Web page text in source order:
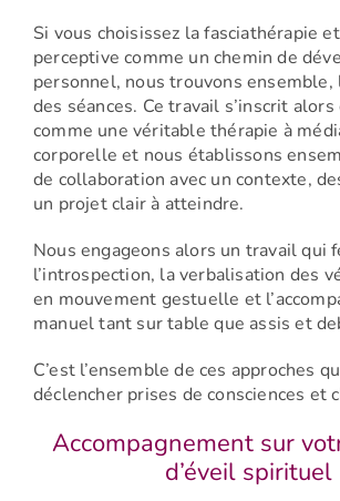
Si vous choisissez la fasciathérapie
perceptive comme un chemin de
personnel, nous trouvons
des séances. Ce travail s’inscrit
comme une véritable thérapie à
corporelle et nous établissons
de collaboration avec un contexte,
un projet clair à atteindre.
Nous engageons alors un travail qui
l’introspection, la verbalisation des
en mouvement gestuelle et
manuel tant sur table que assis et
C’est l’ensemble de ces approches
déclencher prises de consciences et
Accompagnement sur
d’éveil spirituel